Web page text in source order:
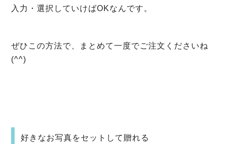
入力・選択していけばOKなんです。
ぜひこの方法で、まとめて一度でご注文くださいね
(^^)
好きなお写真をセットして贈れる